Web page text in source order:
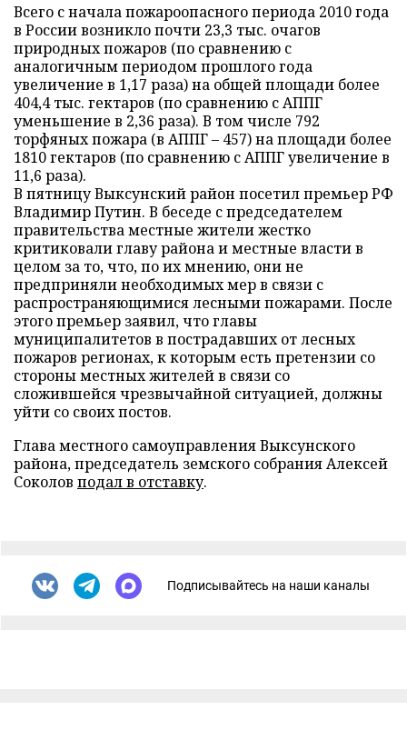
Всего с начала пожароопасного периода 2010 года
в России возникло почти 23,3 тыс. очагов
природных пожаров (по сравнению с
аналогичным периодом прошлого года
увеличение в 1,17 раза) на общей площади более
404,4 тыс. гектаров (по сравнению с АППГ
уменьшение в 2,36 раза). В том числе 792
торфяных пожара (в АППГ – 457) на площади более
1810 гектаров (по сравнению с АППГ увеличение в
11,6 раза).
В пятницу Выксунский район посетил премьер РФ
Владимир Путин. В беседе с председателем
правительства местные жители жестко
критиковали главу района и местные власти в
целом за то, что, по их мнению, они не
предприняли необходимых мер в связи с
распространяющимися лесными пожарами. После
этого премьер заявил, что главы
муниципалитетов в пострадавших от лесных
пожаров регионах, к которым есть претензии со
стороны местных жителей в связи со
сложившейся чрезвычайной ситуацией, должны
уйти со своих постов.
Глава местного самоуправления Выксунского
района, председатель земского собрания Алексей
Соколов подал в отставку.
Подписывайтесь на наши каналы